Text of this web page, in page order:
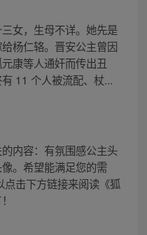
女，生母不详。她先是
杨仁辂。晋安公主曾因
康等人通奸而传出丑
11 个人被流配、杖...
内容：有氛围感公主头
。希望能满足您的需
击下方链接来阅读《狐